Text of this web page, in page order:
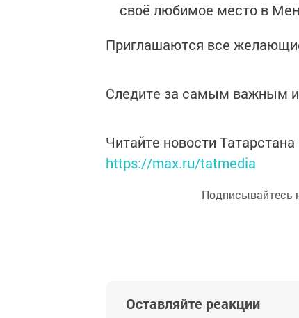
своё любимое место в
Приглашаются все
Следите за самым важным
Читайте новости
https://max.ru/tatmedia
Подписывайтесь
Оставляйте реакции